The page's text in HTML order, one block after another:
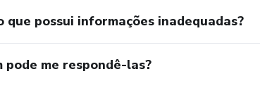
que possui informações inadequadas?
pode me respondê-las?